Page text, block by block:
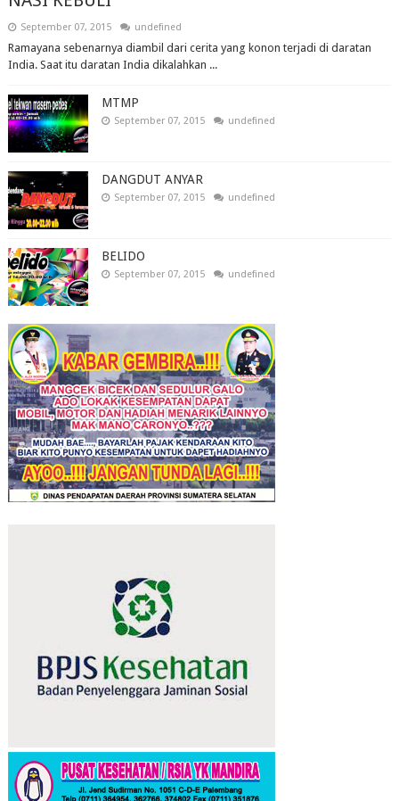
September 07, 2015 undefined
Ramayana sebenarnya diambil dari cerita yang konon terjadi di daratan
India. Saat itu daratan India dikalahkan ...
MTMP
September 07, 2015 undefined
DANGDUT ANYAR
September 07, 2015 undefined
BELIDO
September 07, 2015 undefined